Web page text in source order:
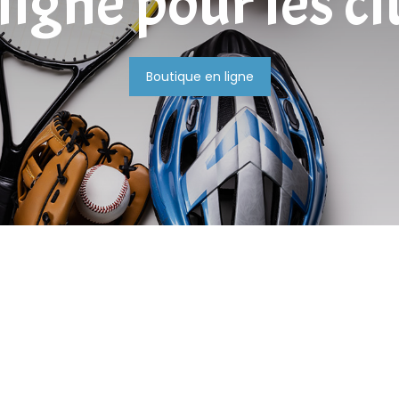
Boutique en ligne